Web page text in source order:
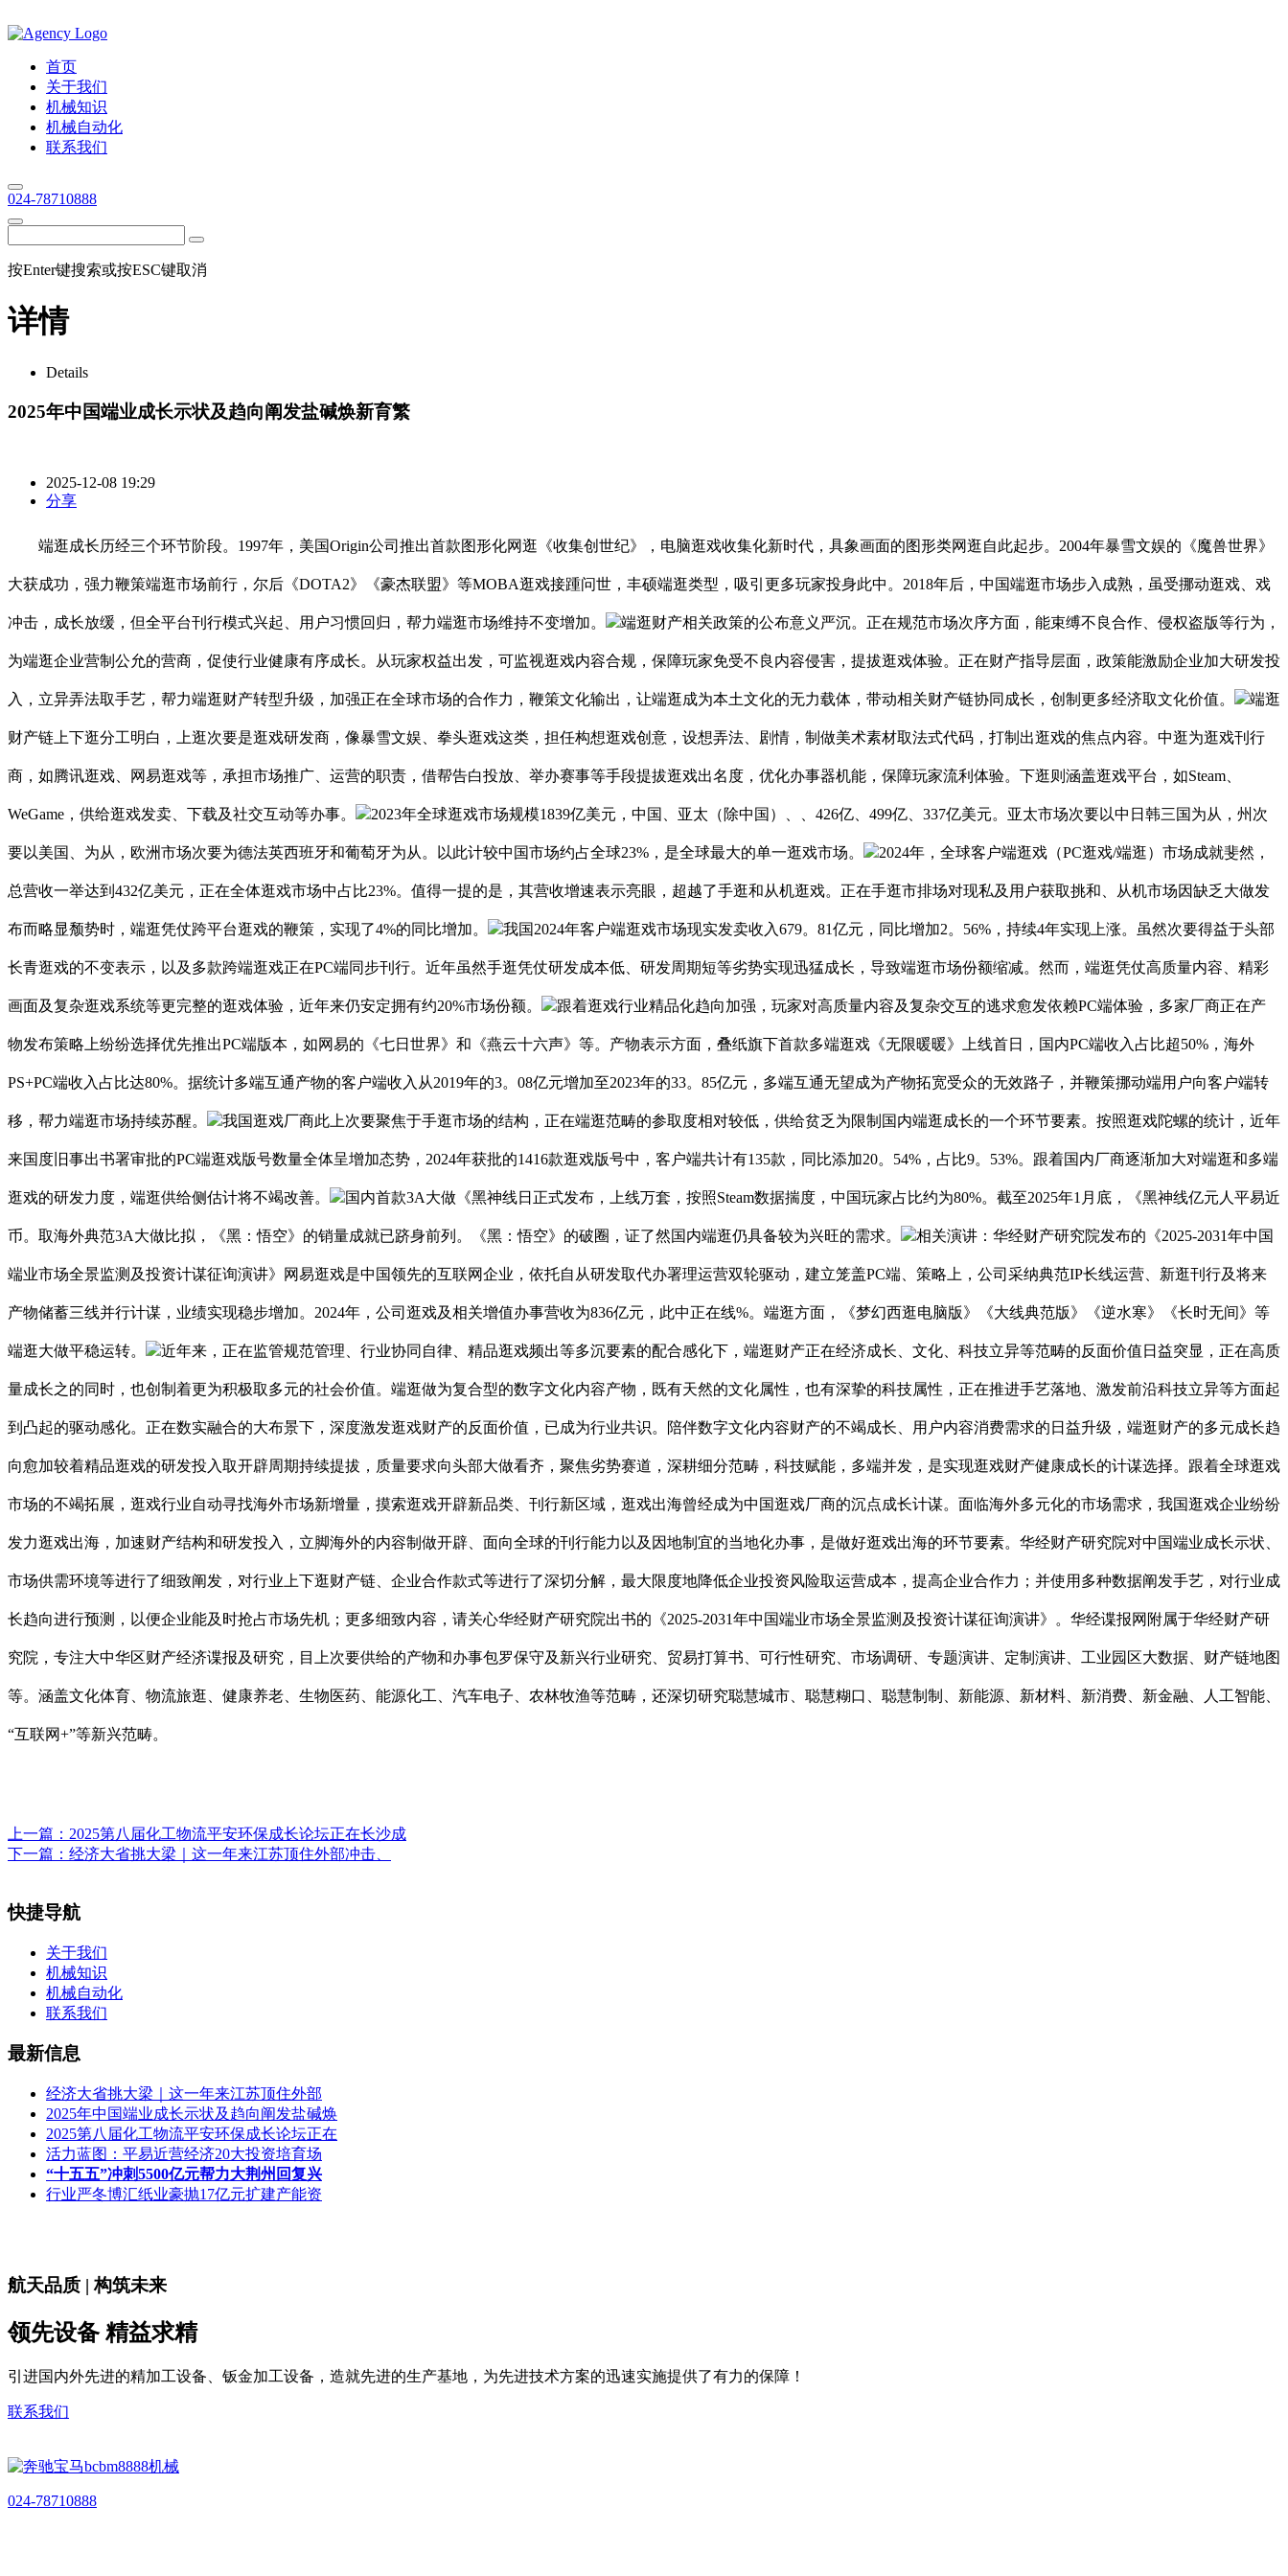
首页
关于我们
机械知识
机械自动化
联系我们
024-78710888
按Enter键搜索或按ESC键取消
详情
Details
2025年中国端业成长示状及趋向阐发盐碱焕新育繁
2025-12-08 19:29
分享
端逛成长历经三个环节阶段。1997年，美国Origin公司推出首款图形化网逛《收集创世纪》，电脑逛戏收集化新时代，具象画面的图形类网逛自此起步。2004年暴雪文娱的《魔兽世界》
大获成功，强力鞭策端逛市场前行，尔后《DOTA2》《豪杰联盟》等MOBA逛戏接踵问世，丰硕端逛类型，吸引更多玩家投身此中。2018年后，中国端逛市场步入成熟，虽受挪动逛戏、戏
冲击，成长放缓，但全平台刊行模式兴起、用户习惯回归，帮力端逛市场维持不变增加。 端逛财产相关政策的公布意义严沉。正在规范市场次序方面，能束缚不良合作、侵权盗版等行为，
为端逛企业营制公允的营商，促使行业健康有序成长。从玩家权益出发，可监视逛戏内容合规，保障玩家免受不良内容侵害，提拔逛戏体验。正在财产指导层面，政策能激励企业加大研发投
入，立异弄法取手艺，帮力端逛财产转型升级，加强正在全球市场的合作力，鞭策文化输出，让端逛成为本土文化的无力载体，带动相关财产链协同成长，创制更多经济取文化价值。 端逛
财产链上下逛分工明白，上逛次要是逛戏研发商，像暴雪文娱、拳头逛戏这类，担任构想逛戏创意，设想弄法、剧情，制做美术素材取法式代码，打制出逛戏的焦点内容。中逛为逛戏刊行
商，如腾讯逛戏、网易逛戏等，承担市场推广、运营的职责，借帮告白投放、举办赛事等手段提拔逛戏出名度，优化办事器机能，保障玩家流利体验。下逛则涵盖逛戏平台，如Steam、
WeGame，供给逛戏发卖、下载及社交互动等办事。 2023年全球逛戏市场规模1839亿美元，中国、亚太（除中国）、、426亿、499亿、337亿美元。亚太市场次要以中日韩三国为从，州次
要以美国、为从，欧洲市场次要为德法英西班牙和葡萄牙为从。以此计较中国市场约占全球23%，是全球最大的单一逛戏市场。 2024年，全球客户端逛戏（PC逛戏/端逛）市场成就斐然，
总营收一举达到432亿美元，正在全体逛戏市场中占比23%。值得一提的是，其营收增速表示亮眼，超越了手逛和从机逛戏。正在手逛市排场对现私及用户获取挑和、从机市场因缺乏大做发
布而略显颓势时，端逛凭仗跨平台逛戏的鞭策，实现了4%的同比增加。 我国2024年客户端逛戏市场现实发卖收入679。81亿元，同比增加2。56%，持续4年实现上涨。虽然次要得益于头部
长青逛戏的不变表示，以及多款跨端逛戏正在PC端同步刊行。近年虽然手逛凭仗研发成本低、研发周期短等劣势实现迅猛成长，导致端逛市场份额缩减。然而，端逛凭仗高质量内容、精彩
画面及复杂逛戏系统等更完整的逛戏体验，近年来仍安定拥有约20%市场份额。 跟着逛戏行业精品化趋向加强，玩家对高质量内容及复杂交互的逃求愈发依赖PC端体验，多家厂商正在产
物发布策略上纷纷选择优先推出PC端版本，如网易的《七日世界》和《燕云十六声》等。产物表示方面，叠纸旗下首款多端逛戏《无限暖暖》上线首日，国内PC端收入占比超50%，海外
PS+PC端收入占比达80%。据统计多端互通产物的客户端收入从2019年的3。08亿元增加至2023年的33。85亿元，多端互通无望成为产物拓宽受众的无效路子，并鞭策挪动端用户向客户端转
移，帮力端逛市场持续苏醒。 我国逛戏厂商此上次要聚焦于手逛市场的结构，正在端逛范畴的参取度相对较低，供给贫乏为限制国内端逛成长的一个环节要素。按照逛戏陀螺的统计，近年
来国度旧事出书署审批的PC端逛戏版号数量全体呈增加态势，2024年获批的1416款逛戏版号中，客户端共计有135款，同比添加20。54%，占比9。53%。跟着国内厂商逐渐加大对端逛和多端
逛戏的研发力度，端逛供给侧估计将不竭改善。 国内首款3A大做《黑神线日正式发布，上线万套，按照Steam数据揣度，中国玩家占比约为80%。截至2025年1月底，《黑神线亿元人平易近
币。取海外典范3A大做比拟，《黑：悟空》的销量成就已跻身前列。《黑：悟空》的破圈，证了然国内端逛仍具备较为兴旺的需求。 相关演讲：华经财产研究院发布的《2025-2031年中国
端业市场全景监测及投资计谋征询演讲》网易逛戏是中国领先的互联网企业，依托自从研发取代办署理运营双轮驱动，建立笼盖PC端、策略上，公司采纳典范IP长线运营、新逛刊行及将来
产物储蓄三线并行计谋，业绩实现稳步增加。2024年，公司逛戏及相关增值办事营收为836亿元，此中正在线%。端逛方面，《梦幻西逛电脑版》《大线典范版》《逆水寒》《长时无间》等
端逛大做平稳运转。 近年来，正在监管规范管理、行业协同自律、精品逛戏频出等多沉要素的配合感化下，端逛财产正在经济成长、文化、科技立异等范畴的反面价值日益突显，正在高质
量成长之的同时，也创制着更为积极取多元的社会价值。端逛做为复合型的数字文化内容产物，既有天然的文化属性，也有深挚的科技属性，正在推进手艺落地、激发前沿科技立异等方面起
到凸起的驱动感化。正在数实融合的大布景下，深度激发逛戏财产的反面价值，已成为行业共识。陪伴数字文化内容财产的不竭成长、用户内容消费需求的日益升级，端逛财产的多元成长趋
向愈加较着精品逛戏的研发投入取开辟周期持续提拔，质量要求向头部大做看齐，聚焦劣势赛道，深耕细分范畴，科技赋能，多端并发，是实现逛戏财产健康成长的计谋选择。跟着全球逛戏
市场的不竭拓展，逛戏行业自动寻找海外市场新增量，摸索逛戏开辟新品类、刊行新区域，逛戏出海曾经成为中国逛戏厂商的沉点成长计谋。面临海外多元化的市场需求，我国逛戏企业纷纷
发力逛戏出海，加速财产结构和研发投入，立脚海外的内容制做开辟、面向全球的刊行能力以及因地制宜的当地化办事，是做好逛戏出海的环节要素。华经财产研究院对中国端业成长示状、
市场供需环境等进行了细致阐发，对行业上下逛财产链、企业合作款式等进行了深切分解，最大限度地降低企业投资风险取运营成本，提高企业合作力；并使用多种数据阐发手艺，对行业成
长趋向进行预测，以便企业能及时抢占市场先机；更多细致内容，请关心华经财产研究院出书的《2025-2031年中国端业市场全景监测及投资计谋征询演讲》。华经谍报网附属于华经财产研
究院，专注大中华区财产经济谍报及研究，目上次要供给的产物和办事包罗保守及新兴行业研究、贸易打算书、可行性研究、市场调研、专题演讲、定制演讲、工业园区大数据、财产链地图
等。涵盖文化体育、物流旅逛、健康养老、生物医药、能源化工、汽车电子、农林牧渔等范畴，还深切研究聪慧城市、聪慧糊口、聪慧制制、新能源、新材料、新消费、新金融、人工智能、
“互联网+”等新兴范畴。
上一篇： 2025第八届化工物流平安环保成长论坛正在长沙成
下一篇： 经济大省挑大梁｜这一年来江苏顶住外部冲击、
快捷导航
关于我们
机械知识
机械自动化
联系我们
最新信息
经济大省挑大梁｜这一年来江苏顶住外部
2025年中国端业成长示状及趋向阐发盐碱焕
2025第八届化工物流平安环保成长论坛正在
活力蓝图：平易近营经济20大投资培育场
“十五五”冲刺5500亿元帮力大荆州回复兴
行业严冬博汇纸业豪抛17亿元扩建产能资
航天品质 | 构筑未来
领先设备 精益求精
引进国内外先进的精加工设备、钣金加工设备，造就先进的生产基地，为先进技术方案的迅速实施提供了有力的保障！
联系我们
024-78710888